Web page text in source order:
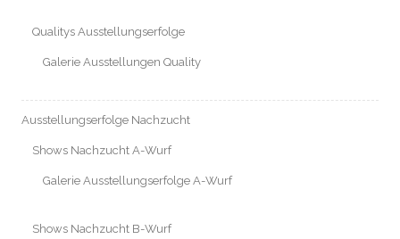
Qualitys Ausstellungserfolge
Galerie Ausstellungen Quality
Ausstellungserfolge Nachzucht
Shows Nachzucht A-Wurf
Galerie Ausstellungserfolge A-Wurf
Shows Nachzucht B-Wurf